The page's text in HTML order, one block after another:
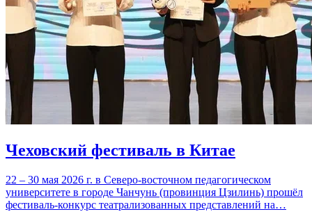
Чеховский фестиваль в Китае
22 – 30 мая 2026 г. в Северо-восточном педагогическом
университете в городе Чанчунь (провинция Цзилинь) прошёл
фестиваль-конкурс театрализованных представлений на…